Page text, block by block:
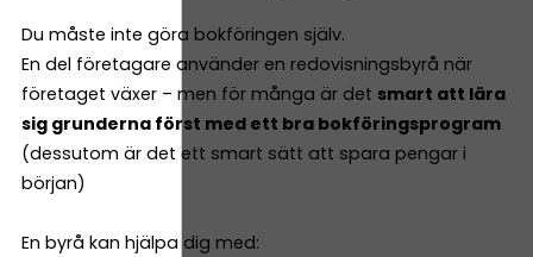
Du måste inte göra bokföringen själv.
En del företagare använder en redovisningsbyrå när
företaget växer – men för många är det smart att lära
sig grunderna först med ett bra bokföringsprogram
(dessutom är det ett smart sätt att spara pengar i
början)
En byrå kan hjälpa dig med: